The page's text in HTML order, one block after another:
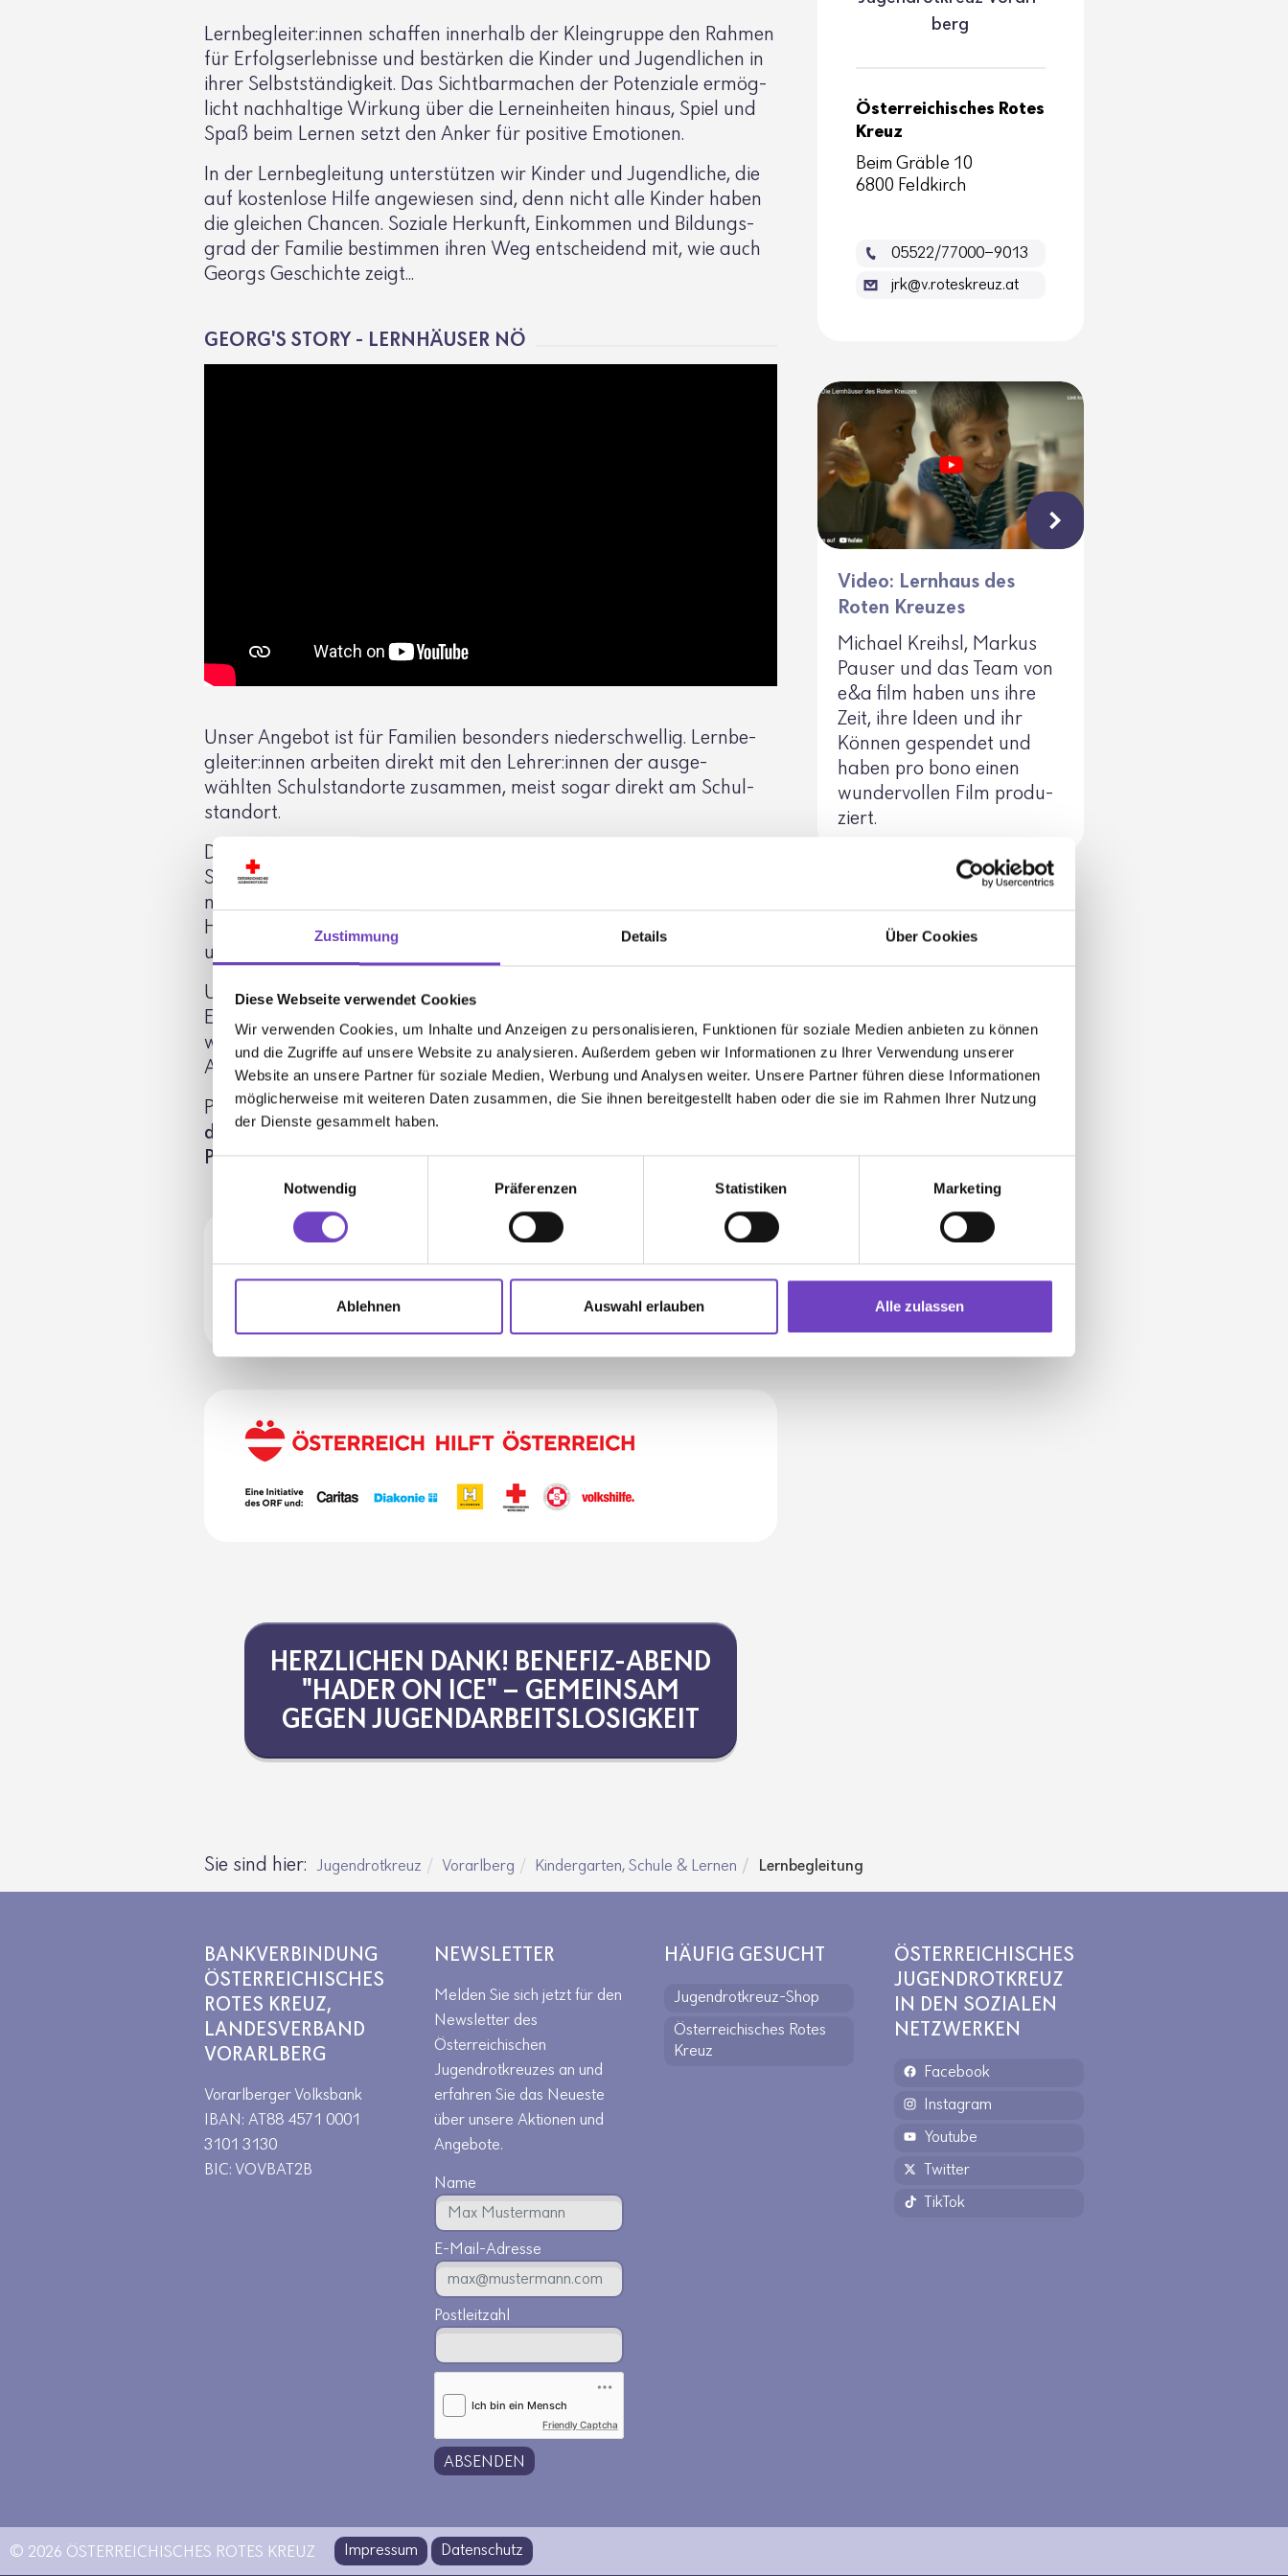
Zustimmung Details Über Cookies
Diese Webseite verwendet Cookies
Wir verwenden Cookies, um Inhalte und Anzeigen zu personalisieren, Funktionen für soziale Medien anbieten zu können
und die Zugriffe auf unsere Website zu analysieren. Außerdem geben wir Informationen zu Ihrer Verwendung unserer
Website an unsere Partner für soziale Medien, Werbung und Analysen weiter. Unsere Partner führen diese Informationen
möglicherweise mit weiteren Daten zusammen, die Sie ihnen bereitgestellt haben oder die sie im Rahmen Ihrer Nutzung
der Dienste gesammelt haben.
Notwendig
Präferenzen Statistiken Marketing
Ablehnen Auswahl erlauben Alle zulassen
Lern­be­gleiter:innen schaffen inner­halb der Klein­gruppe den Rahmen
für Erfolgs­er­leb­nisse und bestärken die Kinder und Jugend­li­chen in
ihrer Selbst­stän­dig­keit. Das Sicht­bar­ma­chen der Poten­ziale ermög­
licht nach­hal­tige Wirkung über die Lern­ein­heiten hinaus, Spiel und
Spaß beim Lernen setzt den Anker für posi­tive Emotionen.
In der Lern­be­glei­tung unter­stützen wir Kinder und Jugend­liche, die
auf kosten­lose Hilfe ange­wiesen sind, denn nicht alle Kinder haben
die glei­chen Chancen. Soziale Herkunft, Einkommen und Bildungs­
grad der Familie bestimmen ihren Weg entschei­dend mit, wie auch
Georgs Geschichte zeigt...
GEORG'S STORY - LERNHÄUSER NÖ
Unser Angebot ist für Fami­lien beson­ders nieder­schwellig. Lern­be­
gleiter:innen arbeiten direkt mit den Lehrer:innen der ausge­
wählten Schul­stand­orte zusammen, meist sogar direkt am Schul­
standort.
Darüber hinaus bieten wir auch ein offenes Angebot in Rotkreuz-
Stellen, Jugend­zen­tren und Rot-Kreuz-Lern­häu­sern. Zusätz­lich
nutzen wir die Möglich­keit der Online-Lern­be­glei­tung – eine aus den
Heraus­for­de­rungen der letzten Jahre entstan­dene Entwick­lung, die
uns neue wirk­same Wege aufge­zeigt hat.
Um den Bildungsweg nach­haltig zu gestalten, beraten wir auch
Eltern und nahe Bezugs­per­sonen in Lern- und Bildungs­fragen –
wo es die Ressourcen zulassen, unter­stützen wir in psycho­so­zialen
Anliegen.
Psycho­so­ziale Unter­stüt­zung im Rahmen der Lern­be­glei­tung:Geför­
dert aus Mitteln des Bundes­mi­nis­te­riums für Soziales, Gesund­heit,
Pflege und Konsu­men­ten­schutz.
HERZ­LI­CHEN DANK! BENEFIZ-ABEND
"HADER ON ICE" – GEMEINSAM
GEGEN JUGEND­AR­BEITS­LO­SIG­KEIT
berg
Österreichisches Rotes
Kreuz
Beim Gräble 10
6800 Feldkirch
05522/77000-9013
jrk@v.roteskreuz.at
Video: Lernhaus des
Roten Kreuzes
Michael Kreihsl, Markus
Pauser und das Team von
e&a film haben uns ihre
Zeit, ihre Ideen und ihr
Können gespendet und
haben pro bono einen
wunder­vollen Film produ­
ziert.
Sie sind hier: Jugendrotkreuz Vorarlberg Kindergarten, Schule & Lernen Lernbegleitung
BANKVERBINDUNG
ÖSTERREICHISCHES
ROTES KREUZ,
LANDESVERBAND
VORARLBERG
Vorarlberger Volksbank
IBAN: AT88 4571 0001
3101 3130
BIC: VOVBAT2B
NEWSLETTER
Melden Sie sich jetzt für den
Newsletter des
Österreichischen
Jugendrotkreuzes an und
erfahren Sie das Neueste
über unsere Aktionen und
Angebote.
Name
E-Mail-Adresse
Postleitzahl
Friendly Captcha
ABSENDEN
HÄUFIG GESUCHT
Jugendrotkreuz-Shop
Österreichisches Rotes
Kreuz
ÖSTERREICHISCHES
JUGENDROTKREUZ
IN DEN SOZIALEN
NETZWERKEN
Facebook
Instagram
Youtube
Twitter
TikTok
© 2026 ÖSTERREICHISCHES ROTES KREUZ Impressum Datenschutz